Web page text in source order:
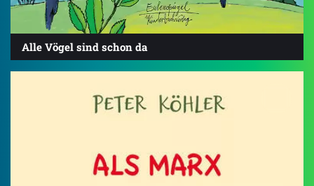
Alle Vögel sind schon da